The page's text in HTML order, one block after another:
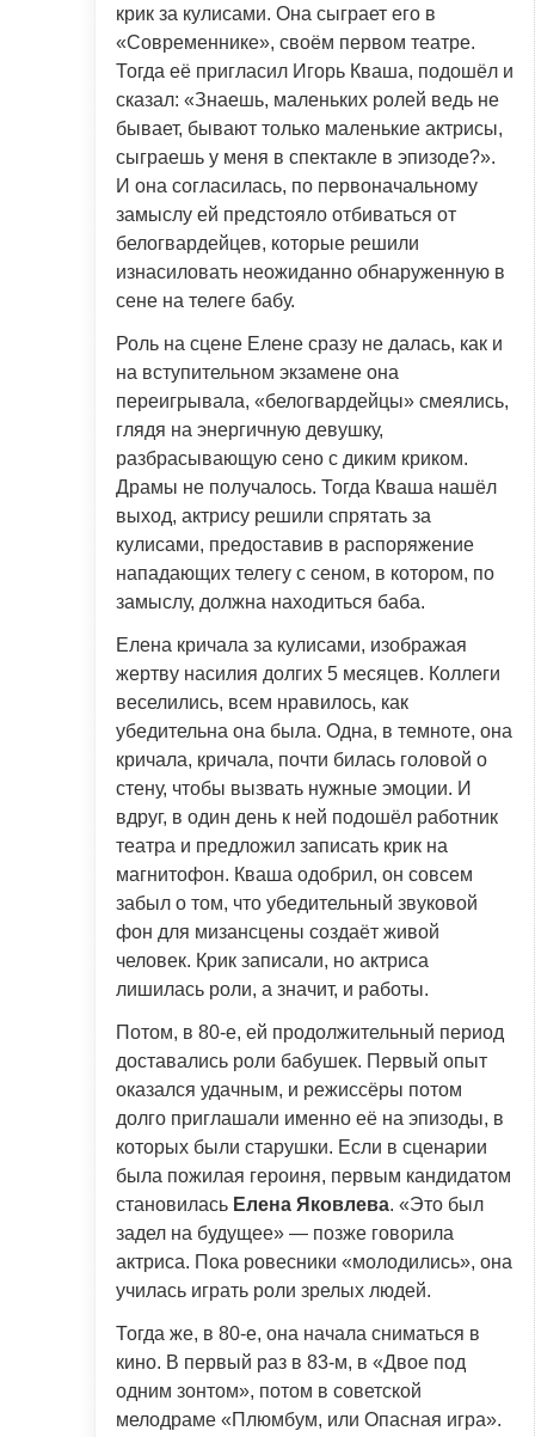
крик за кулисами. Она сыграет его в
«Современнике», своём первом театре.
Тогда её пригласил Игорь Кваша, подошёл и
сказал: «Знаешь, маленьких ролей ведь не
бывает, бывают только маленькие актрисы,
сыграешь у меня в спектакле в эпизоде?».
И она согласилась, по первоначальному
замыслу ей предстояло отбиваться от
белогвардейцев, которые решили
изнасиловать неожиданно обнаруженную в
сене на телеге бабу.
Роль на сцене Елене сразу не далась, как и
на вступительном экзамене она
переигрывала, «белогвардейцы» смеялись,
глядя на энергичную девушку,
разбрасывающую сено с диким криком.
Драмы не получалось. Тогда Кваша нашёл
выход, актрису решили спрятать за
кулисами, предоставив в распоряжение
нападающих телегу с сеном, в котором, по
замыслу, должна находиться баба.
Елена кричала за кулисами, изображая
жертву насилия долгих 5 месяцев. Коллеги
веселились, всем нравилось, как
убедительна она была. Одна, в темноте, она
кричала, кричала, почти билась головой о
стену, чтобы вызвать нужные эмоции. И
вдруг, в один день к ней подошёл работник
театра и предложил записать крик на
магнитофон. Кваша одобрил, он совсем
забыл о том, что убедительный звуковой
фон для мизансцены создаёт живой
человек. Крик записали, но актриса
лишилась роли, а значит, и работы.
Потом, в 80-е, ей продолжительный период
доставались роли бабушек. Первый опыт
оказался удачным, и режиссёры потом
долго приглашали именно её на эпизоды, в
которых были старушки. Если в сценарии
была пожилая героиня, первым кандидатом
становилась Елена Яковлева. «Это был
задел на будущее» — позже говорила
актриса. Пока ровесники «молодились», она
училась играть роли зрелых людей.
Тогда же, в 80-е, она начала сниматься в
кино. В первый раз в 83-м, в «Двое под
одним зонтом», потом в советской
мелодраме «Плюмбум, или Опасная игра».